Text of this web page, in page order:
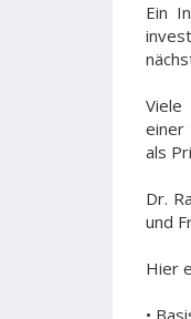
Ein
Viele
einer
als
Dr.
und
Hier
•